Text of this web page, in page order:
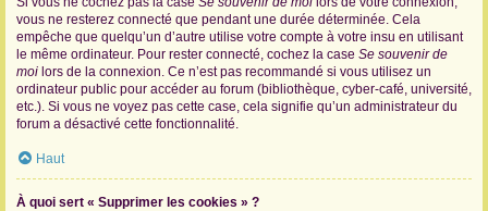
vous ne resterez connecté que pendant une durée déterminée. Cela
empêche que quelqu’un d’autre utilise votre compte à votre insu en utilisant
le même ordinateur. Pour rester connecté, cochez la case Se souvenir de
moi lors de la connexion. Ce n’est pas recommandé si vous utilisez un
ordinateur public pour accéder au forum (bibliothèque, cyber-café, université,
etc.). Si vous ne voyez pas cette case, cela signifie qu’un administrateur du
forum a désactivé cette fonctionnalité.
Haut
À quoi sert « Supprimer les cookies » ?